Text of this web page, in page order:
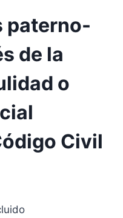
paterno-
de la
o
Civil